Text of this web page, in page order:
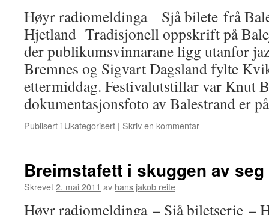
Høyr radiomeldinga Sjå bilete frå
Hjetland Tradisjonell oppskrift på
der publikumsvinnarane ligg utanfor
Bremnes og Sigvart Dagsland fylte
ettermiddag. Festivalutstillar var Knut
dokumentasjonsfoto av Balestrand er
Publisert i Ukategorisert | Skriv en kommentar
Breimstafett i skuggen av
Skrevet2. mai 2011 av hans jakob reite
Høyr radiomeldinga – Sjå biletserie –